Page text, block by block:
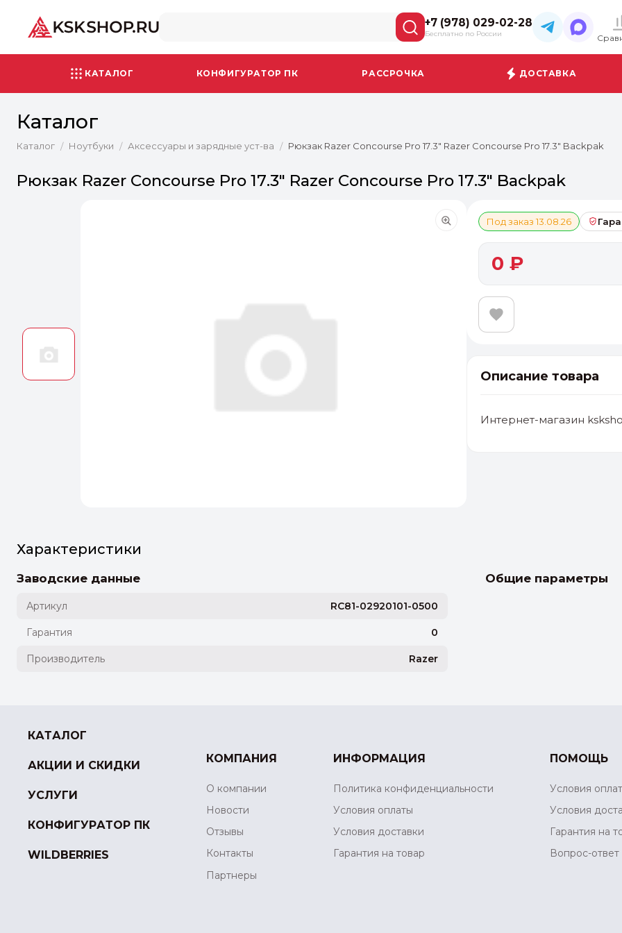
+7 (978) 029-02-28
Бесплатно по России
КАТАЛОГ КОНФИГУРАТОР ПК РАССРОЧКА ДОСТАВКА
Каталог
Каталог / Ноутбуки / Аксессуары и зарядные уст-ва / Рюкзак Razer Concourse Pro 17.3" Razer Concourse Pro 17.3" Backpak
Рюкзак Razer Concourse Pro 17.3" Razer Concourse Pro 17.3" Backpak
Под заказ 13.08.26
0 ₽
Описание товара
Интернет-магазин
Характеристики
Заводские данные
Артикул RC81-02920101-0500
Гарантия 0
Производитель Razer
Общие параметры
КАТАЛОГ
АКЦИИ И СКИДКИ
УСЛУГИ
КОНФИГУРАТОР ПК
WILDBERRIES
КОМПАНИЯ
О компании
Новости
Отзывы
Контакты
Партнеры
ИНФОРМАЦИЯ
Политика конфиденциальности
Условия оплаты
Условия доставки
Гарантия на товар
ПОМОЩЬ
Условия
Условия
Гарантия на
Вопрос-ответ